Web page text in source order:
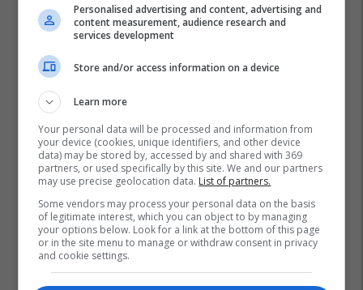
Personalised advertising and content, advertising and
content measurement, audience research and
services development
Store and/or access information on a device
Learn more
Your personal data will be processed and information from
your device (cookies, unique identifiers, and other device
data) may be stored by, accessed by and shared with 369
partners, or used specifically by this site. We and our partners
may use precise geolocation data. List of partners.
Some vendors may process your personal data on the basis
of legitimate interest, which you can object to by managing
your options below. Look for a link at the bottom of this page
or in the site menu to manage or withdraw consent in privacy
and cookie settings.